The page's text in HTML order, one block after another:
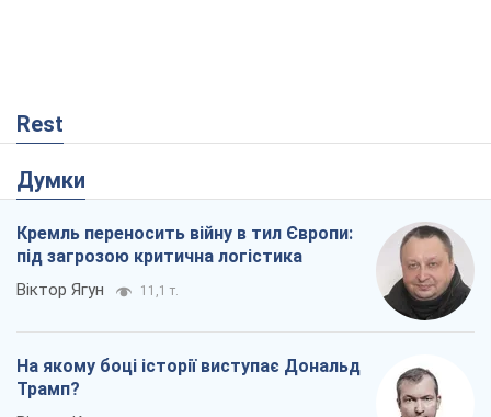
Rest
Думки
Кремль переносить війну в тил Європи:
під загрозою критична логістика
Віктор Ягун 11,1 т.
На якому боці історії виступає Дональд
Трамп?